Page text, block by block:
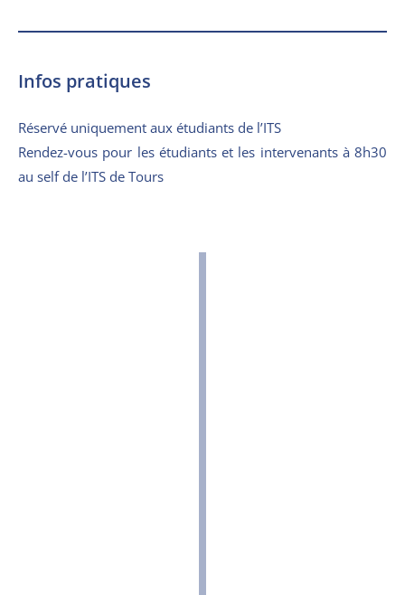
Infos pratiques
Réservé uniquement aux étudiants de l’ITS
Rendez-vous pour les étudiants et les intervenants à 8h30
au self de l’ITS de Tours